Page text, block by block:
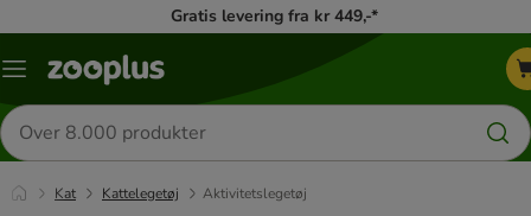
Gratis levering fra kr 449,-*
Menu
Søg
efter
produkter
Kat Kattelegetøj Aktivitetslegetøj